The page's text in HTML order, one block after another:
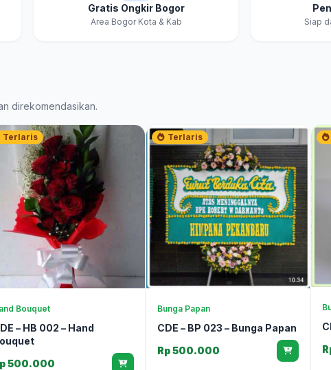
Gratis Ongkir Bogor
Area Bogor Kota & Kab Siap
direkomendasikan.
Terlaris
Bouquet
– HB 002 – Hand
500.000
Terlaris
Bunga Papan
CDE – BP 023 – Bunga Papan
Rp 500.000